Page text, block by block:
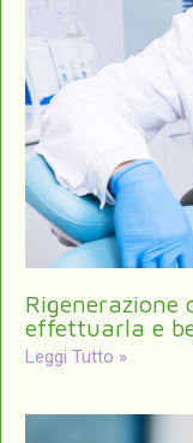
Rigenerazione
effettuarla e
Leggi Tutto »